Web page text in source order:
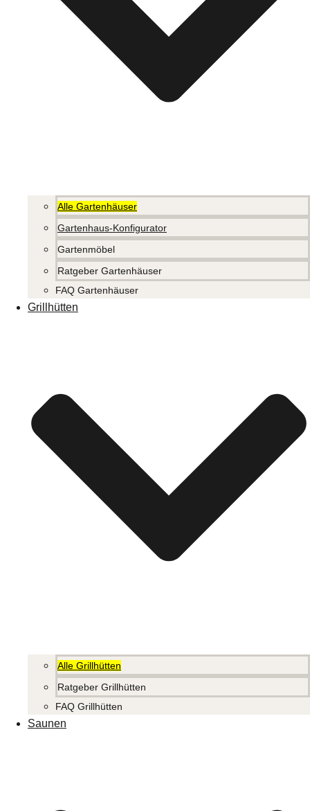
Alle Gartenhäuser
Gartenhaus-Konfigurator
Gartenmöbel
Ratgeber Gartenhäuser
FAQ Gartenhäuser
Grillhütten
Alle Grillhütten
Ratgeber Grillhütten
FAQ Grillhütten
Saunen